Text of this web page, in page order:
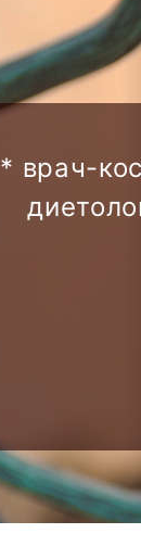
* врач-